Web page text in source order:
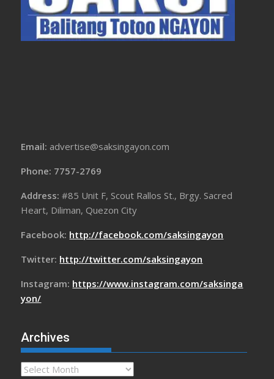
Email: advertise@saksingayon.com
Phone: 7757-2769
Address:#85 Unit F, Scout Rallos St., Brgy. Sacred
Heart, Diliman, Quezon City
Facebook: http://facebook.com/saksingayon
Twitter: http://twitter.com/saksingayon
Instagram: https://www.instagram.com/saksinga
yon/
Archives
Archives